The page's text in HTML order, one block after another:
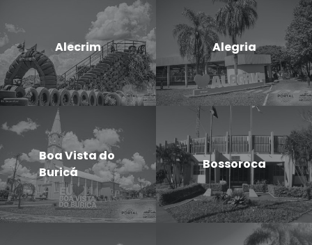
Alecrim Alegria
Boa Vista do
Buricá
Bossoroca